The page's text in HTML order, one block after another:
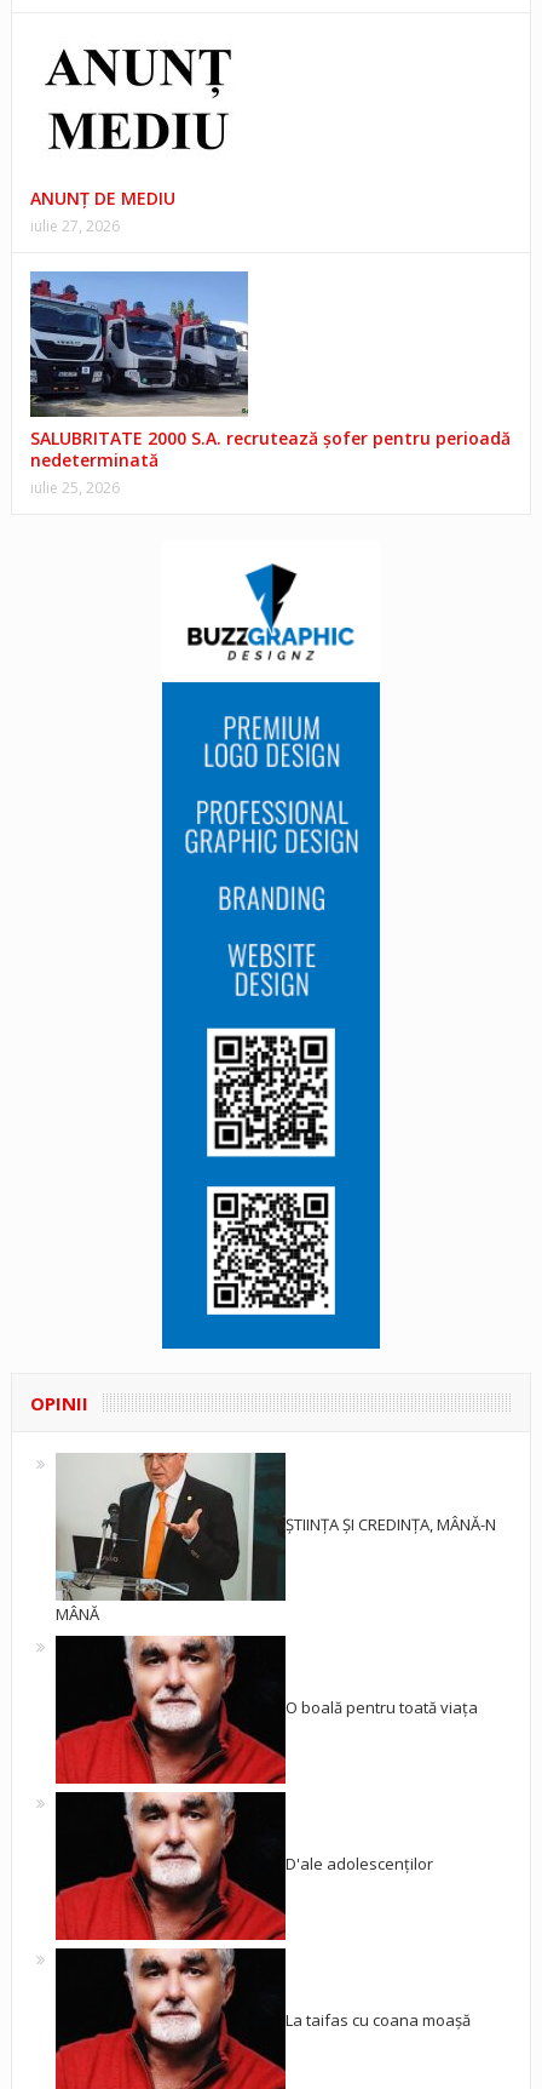
ANUNŢ DE MEDIU
iulie 27, 2026
SALUBRITATE 2000 S.A. recrutează șofer pentru perioadă
nedeterminată
iulie 25, 2026
OPINII
ȘTIINȚA ȘI CREDINȚA, MÂNĂ-N
MÂNĂ
O boală pentru toată viața
D'ale adolescenților
La taifas cu coana moașă